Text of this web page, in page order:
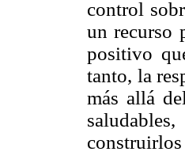
control
un recurso
positivo
tanto, la
más allá